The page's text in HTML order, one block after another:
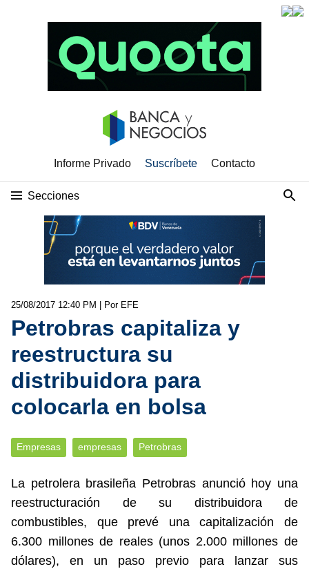
Informe Privado Suscríbete Contacto
Secciones
25/08/2017 12:40 PM | Por EFE
Petrobras capitaliza y
reestructura su
distribuidora para
colocarla en bolsa
Empresas empresas Petrobras
La petrolera brasileña Petrobras anunció hoy una
reestructuración de su distribuidora de
combustibles, que prevé una capitalización de
6.300 millones de reales (unos 2.000 millones de
dólares), en un paso previo para lanzar sus